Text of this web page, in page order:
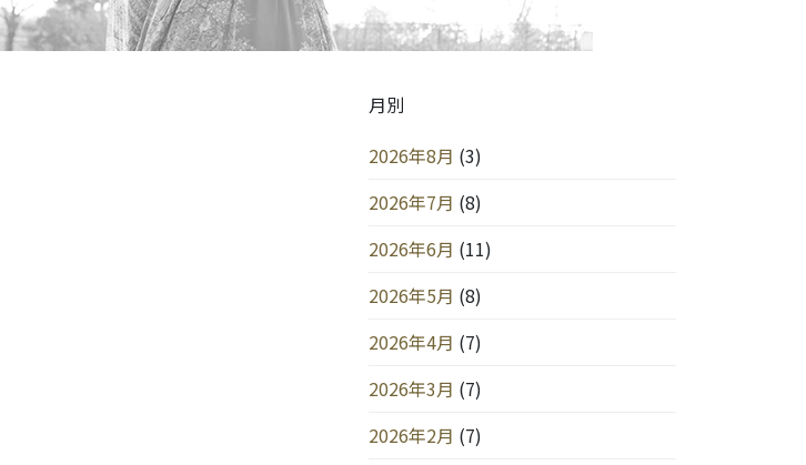
月別
2026年8月 (3)
2026年7月 (8)
2026年6月 (11)
2026年5月 (8)
2026年4月 (7)
2026年3月 (7)
2026年2月 (7)